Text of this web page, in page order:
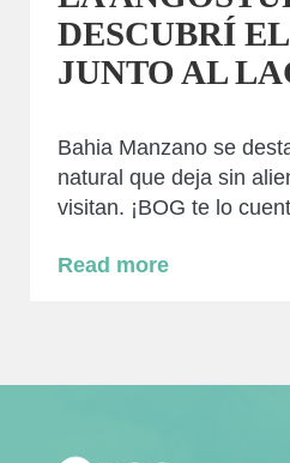
DESCUBRÍ
JUNTO AL
Bahia Manzano se
natural que deja sin
visitan. ¡BOG te lo
Read more